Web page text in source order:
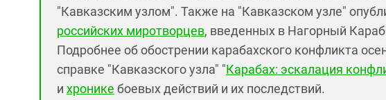
"Кавказским узлом". Также на "Кавказском узле"
российских миротворцев, введенных в Нагорный
Подробнее об обострении карабахского конфликта
справке "Кавказского узла" "Карабах: эскалация
и хронике боевых действий и их последствий.